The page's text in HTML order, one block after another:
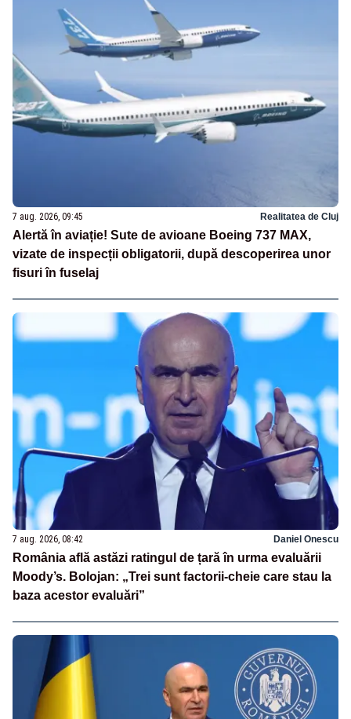
7 aug. 2026, 09:45 Realitatea de Cluj
Alertă în aviație! Sute de avioane Boeing 737 MAX,
vizate de inspecții obligatorii, după descoperirea unor
fisuri în fuselaj
7 aug. 2026, 08:42 Daniel Onescu
România află astăzi ratingul de țară în urma evaluării
Moody’s. Bolojan: „Trei sunt factorii-cheie care stau la
baza acestor evaluări”